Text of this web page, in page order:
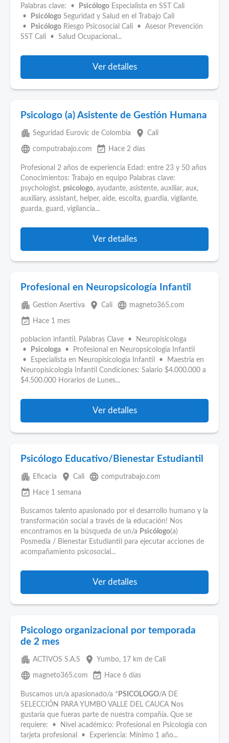
Palabras clave: •
Psicólogo Especialista en SST Cali
•
Psicólogo Seguridad y Salud en el Trabajo Cali
•
Psicólogo Riesgo Psicosocial Cali • Asesor Prevención
SST Cali • Salud Ocupacional...
Ver detalles
Psicologo (a) Asistente de Gestión Humana
apartment Seguridad Eurovic de Colombia place Cali
language computrabajo.com event_available Hace 2 días
Profesional 2 años de experiencia Edad: entre 23 y 50 años
Conocimientos: Trabajo en equipo Palabras clave:
psychologist, psicologo, ayudante, asistente, auxiliar, aux,
auxiliary, assistant, helper, aide, escolta, guardia, vigilante,
guarda, guard, vigilancia...
Ver detalles
Profesional en Neuropsicología Infantil
apartment Gestion Asertiva place Cali language magneto365.com
event_available Hace 1 mes
poblacion infantil. Palabras Clave • Neuropisicologa
•
Psicologa • Profesional en Neuropsicologia Infantil
• Especialista en Neuropisicologia Infantil • Maestria en
Neuropisicologia Infantil Condiciones: Salario $4.000.000 a
$4.500.000 Horarios de Lunes...
Ver detalles
Psicólogo Educativo/Bienestar Estudiantil
apartment Eficacia place Cali language computrabajo.com
event_available Hace 1 semana
Buscamos talento apasionado por el desarrollo humano y la
transformación social a través de la educación! Nos
encontramos en la búsqueda de un/a Psicólogo(a)
Posmedia / Bienestar Estudiantil para ejecutar acciones de
acompañamiento psicosocial...
Ver detalles
Psicologo organizacional por temporada
de 2 mes
apartment ACTIVOS S.A.S place Yumbo, 17 km de Cali
language magneto365.com event_available Hace 6 días
Buscamos un/a apasionado/a * PSICOLOGO/A DE
SELECCIÓN PARA YUMBO VALLE DEL CAUCA Nos
gustaría que fueras parte de nuestra compañía. Que se
requiere: • Nivel académico: Profesional en Psicología con
tarjeta profesional • Experiencia: Mínimo 1 año...